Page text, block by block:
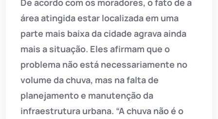
área atingida estar localizada em uma
parte mais baixa da cidade agrava ainda
mais a situação. Eles afirmam que o
problema não está necessariamente no
volume da chuva, mas na falta de
planejamento e manutenção da
infraestrutura urbana. “A chuva não é o